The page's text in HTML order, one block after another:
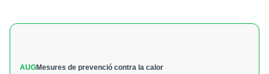
AUGMesures de prevenció contra la calor